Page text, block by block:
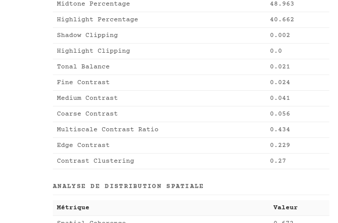
Midtone Percentage 48.963
Highlight Percentage 40.662
Shadow Clipping 0.002
Highlight Clipping 0.0
Tonal Balance 0.021
Fine Contrast 0.024
Medium Contrast 0.041
Coarse Contrast 0.056
Multiscale Contrast Ratio 0.434
Edge Contrast 0.229
Contrast Clustering 0.27
ANALYSE DE DISTRIBUTION SPATIALE
Métrique Valeur